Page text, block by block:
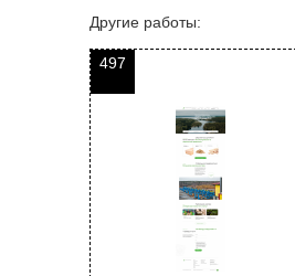
Другие работы:
497